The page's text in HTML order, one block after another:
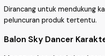
Dirancang untuk mendukung
peluncuran produk tertentu.
Balon Sky Dancer